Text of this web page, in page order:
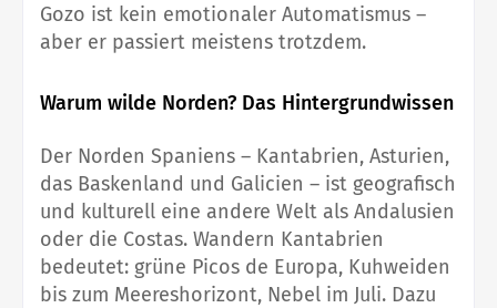
Gozo ist kein emotionaler Automatismus –
aber er passiert meistens trotzdem.
Warum wilde Norden? Das Hintergrundwissen
Der Norden Spaniens – Kantabrien, Asturien,
das Baskenland und Galicien – ist geografisch
und kulturell eine andere Welt als Andalusien
oder die Costas. Wandern Kantabrien
bedeutet: grüne Picos de Europa, Kuhweiden
bis zum Meereshorizont, Nebel im Juli. Dazu